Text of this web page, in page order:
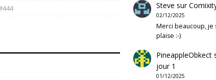
Steve sur
02/12/2025
Merci beaucoup, je
plaise :-)
PineappleObkect
jour 1
01/12/2025